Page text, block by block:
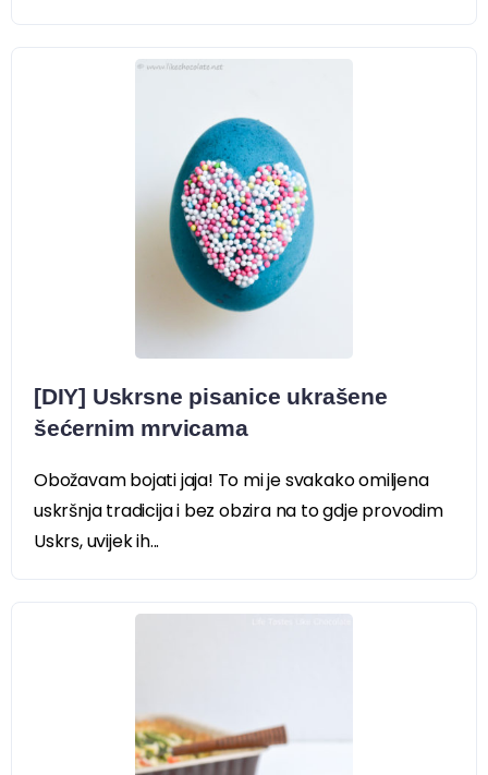
[DIY] Uskrsne pisanice ukrašene
šećernim mrvicama
Obožavam bojati jaja! To mi je svakako omiljena
uskršnja tradicija i bez obzira na to gdje provodim
Uskrs, uvijek ih...